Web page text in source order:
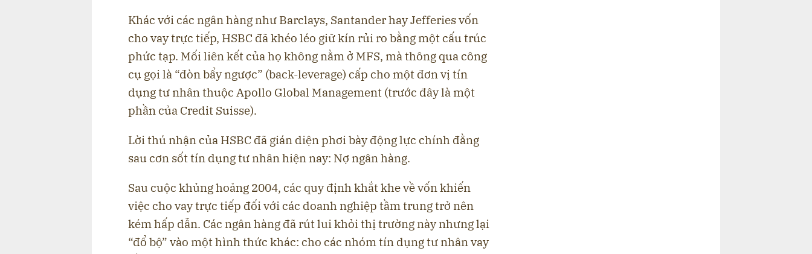
Khác với các ngân hàng như Barclays, Santander hay Jefferies vốn
cho vay trực tiếp, HSBC đã khéo léo giữ kín rủi ro bằng một cấu trúc
phức tạp. Mối liên kết của họ không nằm ở MFS, mà thông qua công
cụ gọi là “đòn bẩy ngược” (back-leverage) cấp cho một đơn vị tín
dụng tư nhân thuộc Apollo Global Management (trước đây là một
phần của Credit Suisse).
Lời thú nhận của HSBC đã gián diện phơi bày động lực chính đằng
sau cơn sốt tín dụng tư nhân hiện nay: Nợ ngân hàng.
Sau cuộc khủng hoảng 2004, các quy định khắt khe về vốn khiến
việc cho vay trực tiếp đối với các doanh nghiệp tầm trung trở nên
kém hấp dẫn. Các ngân hàng đã rút lui khỏi thị trường này nhưng lại
“đổ bộ” vào một hình thức khác: cho các nhóm tín dụng tư nhân vay